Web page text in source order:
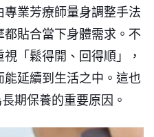
業芳療師量身調整手法
貼合當下身體需求。 不
「鬆得開、回得順」，
延續到生活之中。這也
期保養的重要原因。